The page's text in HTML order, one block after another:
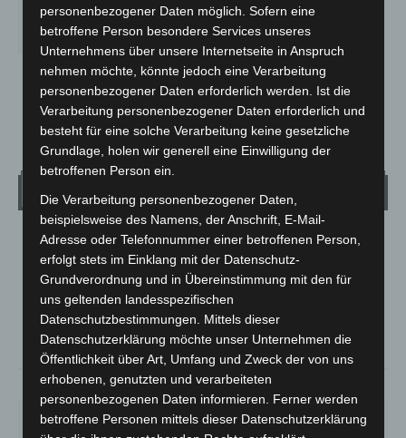
kompakt – 20.11.20
20. November 2020
225 226 227
LANGENHAGEN
Überwiegend Bewölkt
19.3°
17.7°
65% 3.5m/s
FR. SA. SO. MO. DI.
personenbezogener Daten möglich. Sofern eine
betroffene Person besondere Services unseres
Unternehmens über unsere Internetseite in Anspruch
nehmen möchte, könnte jedoch eine Verarbeitung
personenbezogener Daten erforderlich werden. Ist die
Verarbeitung personenbezogener Daten erforderlich und
besteht für eine solche Verarbeitung keine gesetzliche
Grundlage, holen wir generell eine Einwilligung der
betroffenen Person ein.
Die Verarbeitung personenbezogener Daten,
beispielsweise des Namens, der Anschrift, E-Mail-
Adresse oder Telefonnummer einer betroffenen Person,
erfolgt stets im Einklang mit der Datenschutz-
Grundverordnung und in Übereinstimmung mit den für
uns geltenden landesspezifischen
Datenschutzbestimmungen. Mittels dieser
Datenschutzerklärung möchte unser Unternehmen die
Öffentlichkeit über Art, Umfang und Zweck der von uns
erhobenen, genutzten und verarbeiteten
personenbezogenen Daten informieren. Ferner werden
betroffene Personen mittels dieser Datenschutzerklärung